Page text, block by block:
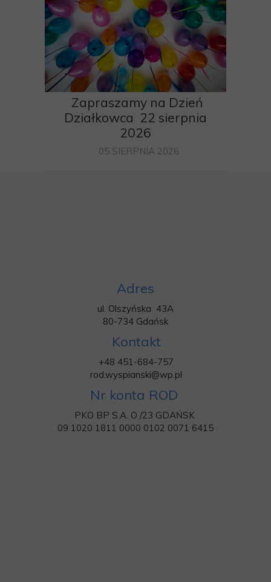
Zapraszamy na Dzień
Działkowca 22 sierpnia
2026
05 SIERPNIA 2026
Adres
ul. Olszyńska 43A
80-734 Gdańsk
Kontakt
+48 451-684-757
rod.wyspianski@wp.pl
Nr konta ROD
PKO BP S.A. O /23 GDAŃSK
09 1020 1811 0000 0102 0071 6415